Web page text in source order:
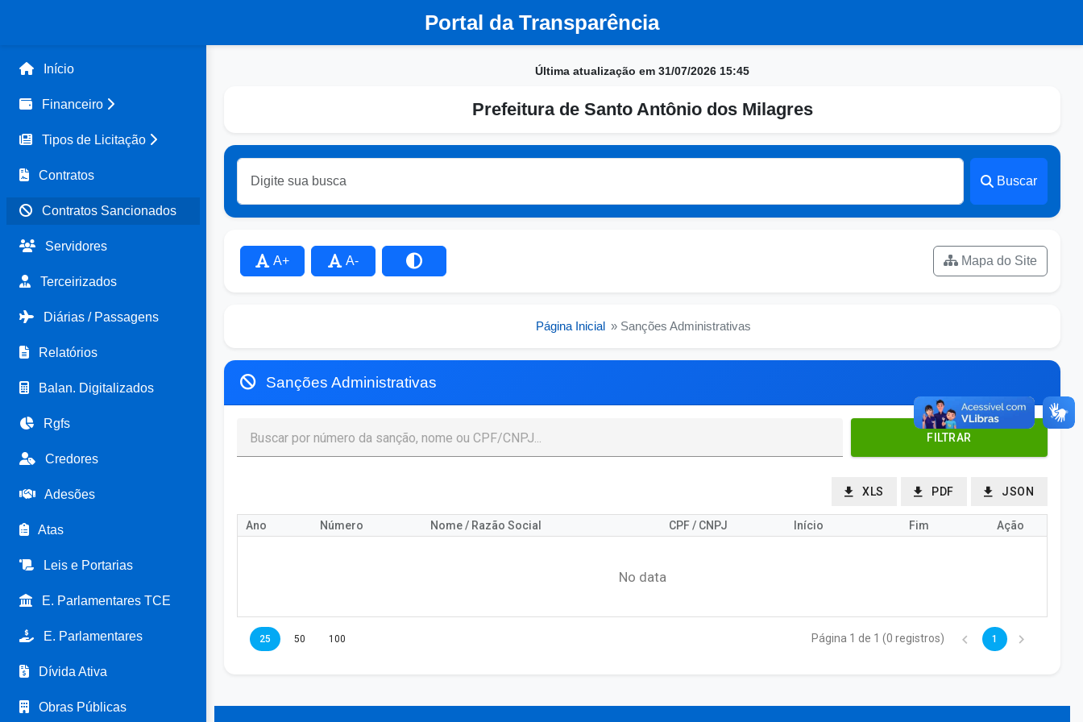
Portal da Transparência
Início
Financeiro
Tipos de Licitação
Contratos
Contratos Sancionados
Servidores
Terceirizados
Diárias / Passagens
Relatórios
Balan. Digitalizados
Rgfs
Credores
Adesões
Atas
Leis e Portarias
E. Parlamentares TCE
E. Parlamentares
Dívida Ativa
Obras Públicas
Última atualização em 31/07/2026 15:45
Prefeitura de Santo Antônio dos Milagres
Buscar
A+ A- Mapa do Site
Página Inicial » Sanções Administrativas
Sanções Administrativas
FILTRAR
XLS PDF JSON
Ano Número Nome / Razão Social CPF / CNPJ Início Fim Ação
No data
25 50 100 Página 1 de 1 (0 registros) 1